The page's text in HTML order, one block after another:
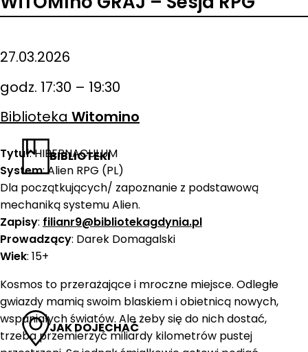
BIBLIOTEKI
JAK DOJECHAĆ
27.03.2026
godz. 17:30 – 19:30
Biblioteka Witomino
Tytuł: HIBERNACULUM
System: Alien RPG (PL)
Dla początkujących/ zapoznanie z podstawową
mechaniką systemu Alien.
Zapisy: filianr9@bibliotekagdynia.pl
Prowadzący: Darek Domagalski
Wiek: 15+
Kosmos to przerażające i mroczne miejsce. Odległe
gwiazdy mamią swoim blaskiem i obietnicą nowych,
wspaniałych światów. Ale żeby się do nich dostać,
trzeba przemierzyć miliardy kilometrów pustej